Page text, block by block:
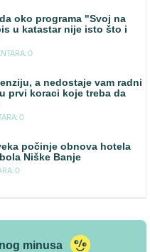
oko programa "Svoj na
u katastar nije isto što i
0
a nedostaje vam radni
prvi koraci koje treba da
0
počinje obnova hotela
Niške Banje
0
minusa